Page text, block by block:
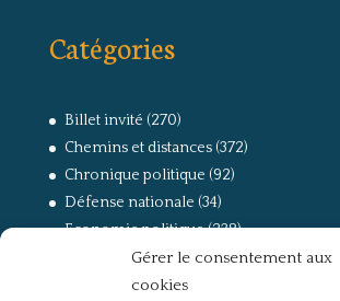
Gérer le consentement aux
cookies
Catégories
Billet invité (270)
Chemins et distances(372)
Chronique politique (92)
Défense nationale (34)
Economie politique(238)
(168)
La guerre, la Résistance et la Déportation